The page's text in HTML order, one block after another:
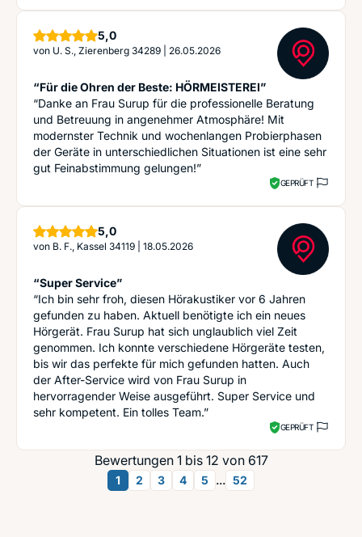
5,0Sterne
von U. S., Zierenberg 34289 26.05.2026
“Für die Ohren der Beste: HÖRMEISTEREI”
“Danke an Frau Surup für die professionelle Beratung
und Betreuung in angenehmer Atmosphäre! Mit
modernster Technik und wochenlangen Probierphasen
der Geräte in unterschiedlichen Situationen ist eine sehr
gut Feinabstimmung gelungen!”
GEPRÜFT
5,0Sterne
von B. F., Kassel 34119 18.05.2026
“Super Service”
“Ich bin sehr froh, diesen Hörakustiker vor 6 Jahren
gefunden zu haben. Aktuell benötigte ich ein neues
Hörgerät. Frau Surup hat sich unglaublich viel Zeit
genommen. Ich konnte verschiedene Hörgeräte testen,
bis wir das perfekte für mich gefunden hatten. Auch
der After-Service wird von Frau Surup in
hervorragender Weise ausgeführt. Super Service und
sehr kompetent. Ein tolles Team.”
GEPRÜFT
Bewertungen 1 bis 12 von 617
1 2 3 4 5 ... 52